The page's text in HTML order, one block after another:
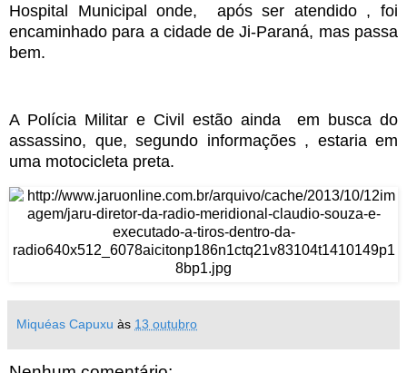
Hospital Municipal onde, após ser atendido , foi
encaminhado para a cidade de Ji-Paraná, mas passa
bem.
A Polícia Militar e Civil estão ainda em busca do
assassino, que, segundo informações , estaria em
uma motocicleta preta.
Miquéas Capuxu às 13 outubro